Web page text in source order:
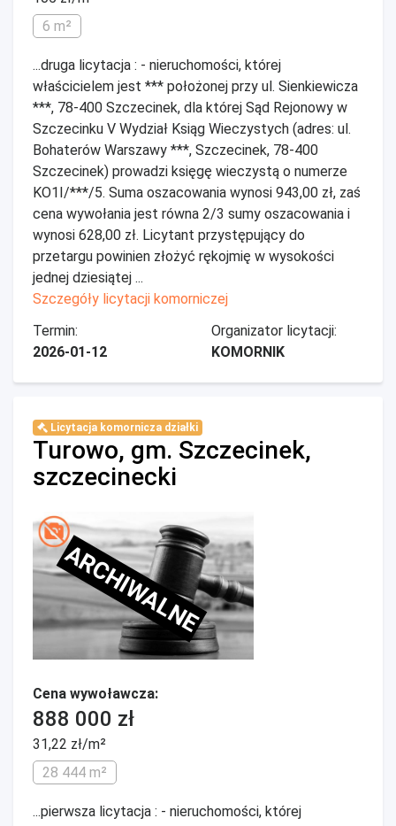
6 m²
...druga licytacja : - nieruchomości, której
właścicielem jest *** położonej przy ul. Sienkiewicza
***, 78-400 Szczecinek, dla której Sąd Rejonowy w
Szczecinku V Wydział Ksiąg Wieczystych (adres: ul.
Bohaterów Warszawy ***, Szczecinek, 78-400
Szczecinek) prowadzi księgę wieczystą o numerze
KO1I/***/5. Suma oszacowania wynosi 943,00 zł, zaś
cena wywołania jest równa 2/3 sumy oszacowania i
wynosi 628,00 zł. Licytant przystępujący do
przetargu powinien złożyć rękojmię w wysokości
jednej dziesiątej ...
Szczegóły licytacji komorniczej
Termin:
2026-01-12
Organizator licytacji:
KOMORNIK
Licytacja komornicza działki
Turowo, gm. Szczecinek,
szczecinecki
ARCHIWALNE
Cena wywoławcza:
888 000 zł
31,22 zł/m²
28 444 m²
...pierwsza licytacja : - nieruchomości, której